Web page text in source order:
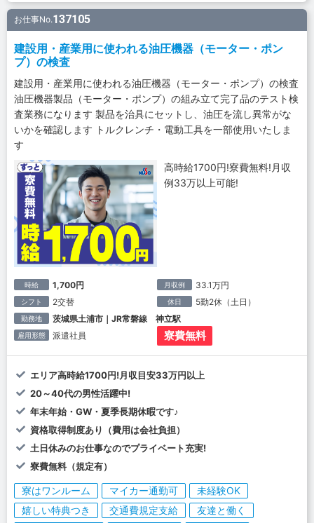
お仕事No.137105
建設用・産業用に使われる油圧機器（モーター・ポン
プ）の検査
建設用・産業用に使われる油圧機器（モーター・ポンプ）の検査
油圧機器製品（モーター・ポンプ）の組み立て完了品のテスト検
査業務になります 製品を治具にセットし、油圧を流し異常がな
いかを確認します トルクレンチ・電動工具を一部使用いたしま
す
高時給1700円!寮費無料!月収
例33万以上可能!
時給 1,700円 月収例 33.1万円
シフト 2交替 休日 5勤2休（土日）
勤務地 茨城県土浦市｜JR常磐線 神立駅
雇用形態 派遣社員 寮費無料
エリア高時給1700円!月収目安33万円以上
20～40代の男性活躍中!
年末年始・GW・夏季長期休暇です♪
資格取得制度あり（費用は会社負担）
土日休みのお仕事なのでプライベート充実!
寮費無料（規定有）
寮はワンルーム マイカー通勤可
未経験OK
嬉しい特典つき
交通費規定支給
友達と働く